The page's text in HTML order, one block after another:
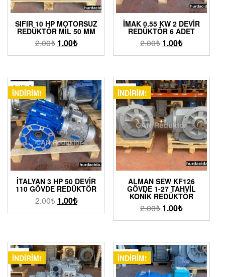
SIFIR 10 HP MOTORSUZ
REDÜKTÖR MIL 50 MM
2.00₺ 1.00₺
İMAK 0.55 KW 2 DEVIR
REDÜKTÖR 6 ADET
2.00₺ 1.00₺
İNDIRIM!
İTALYAN 3 HP 50 DEVIR
110 GÖVDE REDÜKTÖR
2.00₺ 1.00₺
İNDIRIM!
ALMAN SEW KF126
GÖVDE 1-27 TAHVIL
KONIK REDÜKTÖR
2.00₺ 1.00₺
İNDIRIM! İNDIRIM!